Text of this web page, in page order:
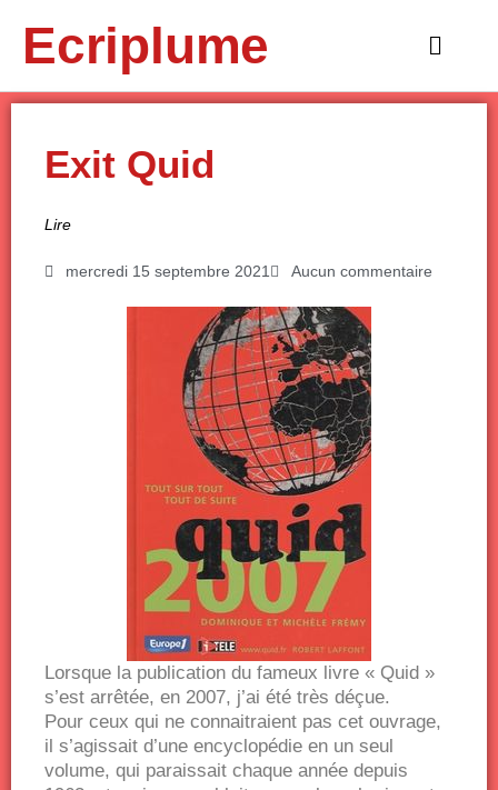
contenuEcriplume
Main
Exit Quid
Lire
mercredi 15 septembre 2021 Aucun commentaire
Lorsque la publication du fameux livre « Quid »
s’est arrêtée, en 2007, j’ai été très déçue.
Pour ceux qui ne connaitraient pas cet ouvrage,
il s’agissait d’une encyclopédie en un seul
volume, qui paraissait chaque année depuis